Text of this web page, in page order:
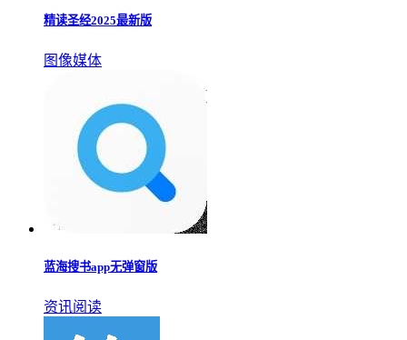
精读圣经2025最新版
图像媒体
蓝海搜书app无弹窗版
资讯阅读